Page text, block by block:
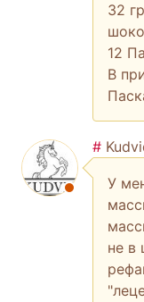
32
12
В
#
У
не в